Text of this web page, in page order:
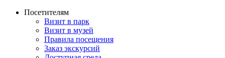
Посетителям
Визит в парк
Визит в музей
Правила посещения
Заказ экскурсий